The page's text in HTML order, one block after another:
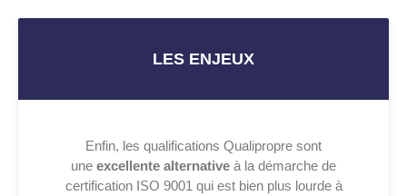
LES ENJEUX
Enfin, les qualifications Qualipropre sont
une excellente alternative à la démarche de
certification ISO 9001 qui est bien plus lourde à